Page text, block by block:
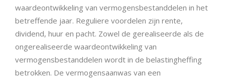
waardeontwikkeling van vermogensbestanddelen in het
betreffende jaar. Reguliere voordelen zijn rente,
dividend, huur en pacht. Zowel de gerealiseerde als de
ongerealiseerde waardeontwikkeling van
vermogensbestanddelen wordt in de belastingheffing
betrokken. De vermogensaanwas van een